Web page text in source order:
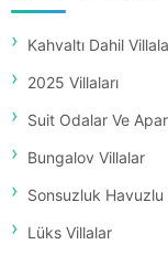
Kahvaltı Dahil
2025 Villaları
Suit Odalar Ve
Bungalov Villalar
Sonsuzluk Havuzlu
Lüks Villalar